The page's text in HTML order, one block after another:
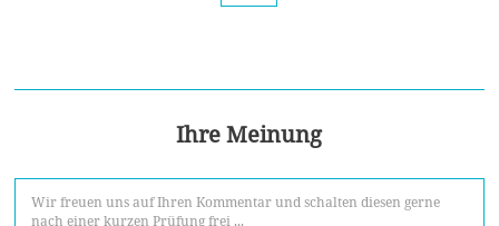
Ihre Meinung